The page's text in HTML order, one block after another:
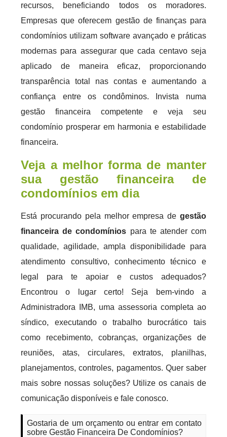
recursos, beneficiando todos os moradores.
Empresas que oferecem gestão de finanças para
condomínios utilizam software avançado e práticas
modernas para assegurar que cada centavo seja
aplicado de maneira eficaz, proporcionando
transparência total nas contas e aumentando a
confiança entre os condôminos. Invista numa
gestão financeira competente e veja seu
condomínio prosperar em harmonia e estabilidade
financeira.
Veja a melhor forma de manter
sua gestão financeira de
condomínios em dia
Está procurando pela melhor empresa de gestão
financeira de condomínios para te atender com
qualidade, agilidade, ampla disponibilidade para
atendimento consultivo, conhecimento técnico e
legal para te apoiar e custos adequados?
Encontrou o lugar certo! Seja bem-vindo a
Administradora IMB, uma assessoria completa ao
síndico, executando o trabalho burocrático tais
como recebimento, cobranças, organizações de
reuniões, atas, circulares, extratos, planilhas,
planejamentos, controles, pagamentos. Quer saber
mais sobre nossas soluções? Utilize os canais de
comunicação disponíveis e fale conosco.
Gostaria de um orçamento ou entrar em contato
sobre Gestão Financeira De Condomínios?